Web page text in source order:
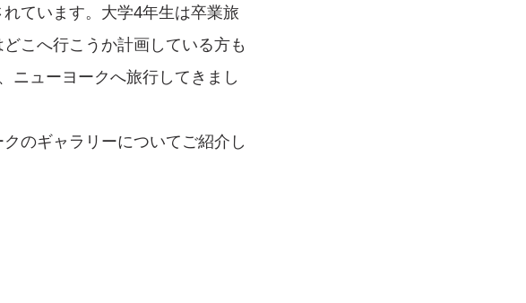
ています。大学4年生は卒業旅
こへ行こうか計画している方も
ニューヨークへ旅行してきまし
のギャラリーについてご紹介し